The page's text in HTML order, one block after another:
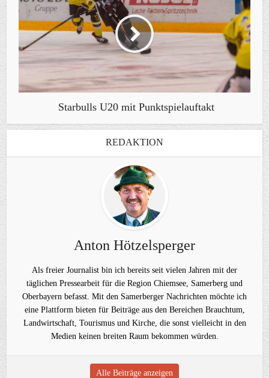
Starbulls U20 mit Punktspielauftakt
REDAKTION
Anton Hötzelsperger
Als freier Journalist bin ich bereits seit vielen Jahren mit der
täglichen Pressearbeit für die Region Chiemsee, Samerberg und
Oberbayern befasst. Mit den Samerberger Nachrichten möchte ich
eine Plattform bieten für Beiträge aus den Bereichen Brauchtum,
Landwirtschaft, Tourismus und Kirche, die sonst vielleicht in den
Medien keinen breiten Raum bekommen würden.
Alle Beiträge anzeigen